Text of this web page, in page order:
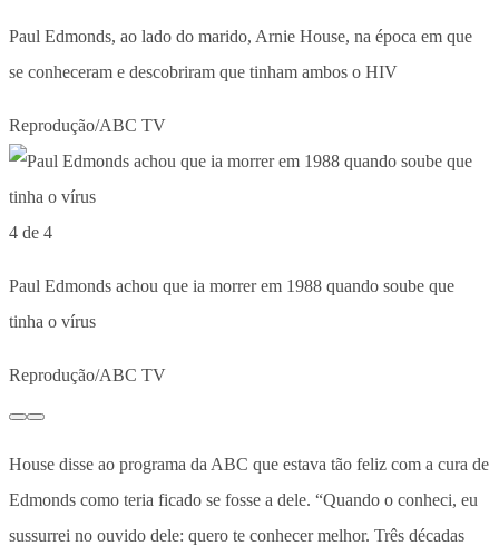
Paul Edmonds, ao lado do marido, Arnie House, na época em que
se conheceram e descobriram que tinham ambos o HIV
Reprodução/ABC TV
4 de 4
Paul Edmonds achou que ia morrer em 1988 quando soube que
tinha o vírus
Reprodução/ABC TV
House disse ao programa da ABC que estava tão feliz com a cura de
Edmonds como teria ficado se fosse a dele. “Quando o conheci, eu
sussurrei no ouvido dele: quero te conhecer melhor. Três décadas